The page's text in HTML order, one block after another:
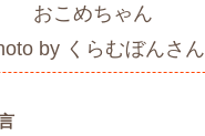
おこめちゃん
by くらむぼんさん